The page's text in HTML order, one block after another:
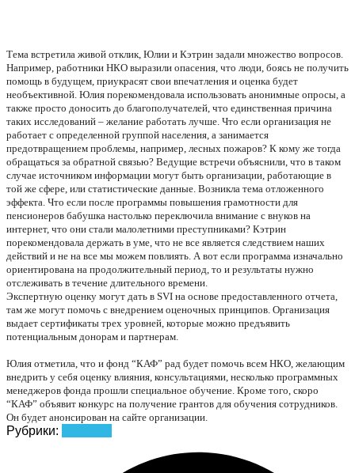
Тема встретила живой отклик, Юлии и Кэтрин задали множество вопросов.
Например, работники НКО выразили опасения, что люди, боясь не получить
помощь в будущем, приукрасят свои впечатления и оценка будет
необъективной. Юлия порекомендовала использовать анонимные опросы, а
также просто доносить до благополучателей, что единственная причина
таких исследований – желание работать лучше. Что если организация не
работает с определенной группой населения, а занимается
предотвращением проблемы, например, лесных пожаров? К кому же тогда
обращаться за обратной связью? Ведущие встречи объяснили, что в таком
случае источником информации могут быть организации, работающие в
той же сфере, или статистические данные. Возникла тема отложенного
эффекта. Что если после программы повышения грамотности для
пенсионеров бабушка настолько переключила внимание с внуков на
интернет, что они стали малолетними преступниками? Кэтрин
порекомендовала держать в уме, что не все является следствием наших
действий и не на все мы можем повлиять. А вот если программа изначально
ориентирована на продолжительный период, то и результаты нужно
отслеживать в течение длительного времени.
Экспертную оценку могут дать в SVI на основе предоставленного отчета,
там же могут помочь с внедрением оценочных принципов. Организация
выдает сертификаты трех уровней, которые можно предъявить
потенциальным донорам и партнерам.
Юлия отметила, что и фонд “КАФ” рад будет помочь всем НКО, желающим
внедрить у себя оценку влияния, консультациями, несколько программных
менеджеров фонда прошли специальное обучение. Кроме того, скоро
“КАФ” объявит конкурс на получение грантов для обучения сотрудников.
Он будет анонсирован на сайте организации.
Рубрики: